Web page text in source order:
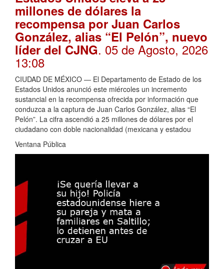
millones de dólares la
recompensa por Juan Carlos
González, alias “El Pelón”, nuevo
líder del CJNG. 05 de Agosto, 2026
13:08
CIUDAD DE MÉXICO — El Departamento de Estado de los
Estados Unidos anunció este miércoles un incremento
sustancial en la recompensa ofrecida por información que
conduzca a la captura de Juan Carlos González, alias “El
Pelón”. La cifra ascendió a 25 millones de dólares por el
ciudadano con doble nacionalidad (mexicana y estadou
Ventana Pública